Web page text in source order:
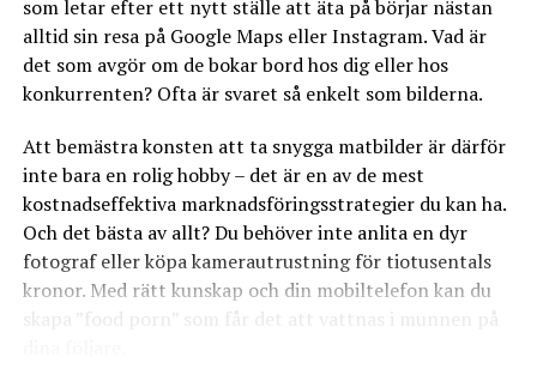
både diagram och grafer som visar hur mycket dina olika
inlägg följs.
6. Du behöver ingen egen hemsida för din restaurang för
att använda sociala medier ‒ men, det underlättar. En
del restauranger och caféer tycker att det räcker med
en Facebook-sida och att kanske vara på några andra
sociala medier. Men en webbsida är viktig! Den är en bra
anhalt för att låta presumtiva kunder se hur din
restaurang ser ut, kika på menyn, presentera
kampanjer…
som letar efter ett nytt ställe att äta på börjar nästan
alltid sin resa på Google Maps eller Instagram. Vad är
det som avgör om de bokar bord hos dig eller hos
konkurrenten? Ofta är svaret så enkelt som bilderna.
Att bemästra konsten att ta snygga matbilder är därför
inte bara en rolig hobby – det är en av de mest
kostnadseffektiva marknadsföringsstrategier du kan ha.
Och det bästa av allt? Du behöver inte anlita en dyr
fotograf eller köpa kamerautrustning för tiotusentals
kronor. Med rätt kunskap och din mobiltelefon kan du
skapa ”food porn” som får det att vattnas i munnen på